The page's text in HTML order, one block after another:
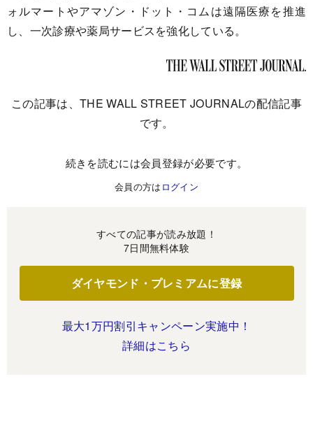
ォルマートやアマゾン・ドット・コムは遠隔医療を推進
し、一次診療や薬局サービスを強化している。
この記事は、THE WALL STREET JOURNALの配信記事
です。
続きを読むには会員登録が必要です。
会員の方は ログイン
すべての記事が読み放題！
7日間無料体験
ダイヤモンド・プレミアムに登録
最大1万円割引キャンペーン実施中！
詳細はこちら